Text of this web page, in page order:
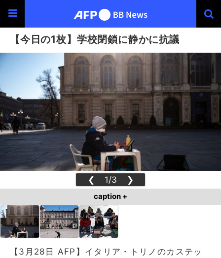
【今日の1枚】学校閉鎖に静かに抗議
❮ 1/3 ❯
caption +
【3月28日 AFP】イタリア・トリノのカステッ